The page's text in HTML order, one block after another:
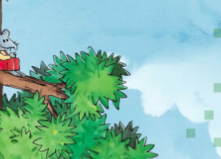
PRATIQUE
RÉSERVATION
PROGRAMME